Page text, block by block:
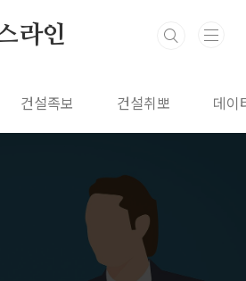
라인
건설족보 건설취뽀 데이